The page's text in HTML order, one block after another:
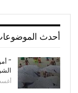
أحدث
”